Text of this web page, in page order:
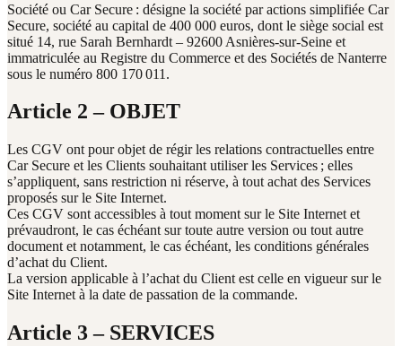
Société ou Car Secure : désigne la société par actions simplifiée Car
Secure, société au capital de 400 000 euros, dont le siège social est
situé 14, rue Sarah Bernhardt – 92600 Asnières-sur-Seine et
immatriculée au Registre du Commerce et des Sociétés de Nanterre
sous le numéro 800 170 011.
Article 2 – OBJET
Les CGV ont pour objet de régir les relations contractuelles entre
Car Secure et les Clients souhaitant utiliser les Services ; elles
s’appliquent, sans restriction ni réserve, à tout achat des Services
proposés sur le Site Internet.
Ces CGV sont accessibles à tout moment sur le Site Internet et
prévaudront, le cas échéant sur toute autre version ou tout autre
document et notamment, le cas échéant, les conditions générales
d’achat du Client.
La version applicable à l’achat du Client est celle en vigueur sur le
Site Internet à la date de passation de la commande.
Article 3 – SERVICES